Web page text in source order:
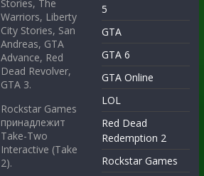
Stories, The
Warriors, Liberty
City Stories, San
Andreas, GTA
Advance, Red
Dead Revolver,
GTA 3.
Rockstar Games
принадлежит
Take-Two
Interactive (Take
2).
5
GTA
GTA 6
GTA Online
LOL
Red Dead
Redemption 2
Rockstar Games